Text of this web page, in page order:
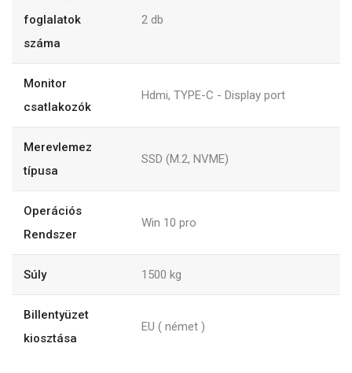
foglalatok
száma
2 db
Monitor
csatlakozók
Hdmi, TYPE-C - Display port
Merevlemez
típusa
SSD (M.2, NVME)
Operációs
Rendszer
Win 10 pro
Súly 1500 kg
Billentyüzet
kiosztása
EU ( német )